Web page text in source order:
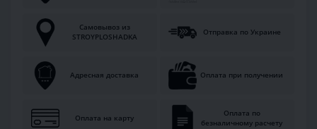
Самовывоз из
STROYPLOSHADKA
Отправка по Украине
Адресная доставка Оплата при получении
Оплата на карту
Оплата по
безналичному расчету